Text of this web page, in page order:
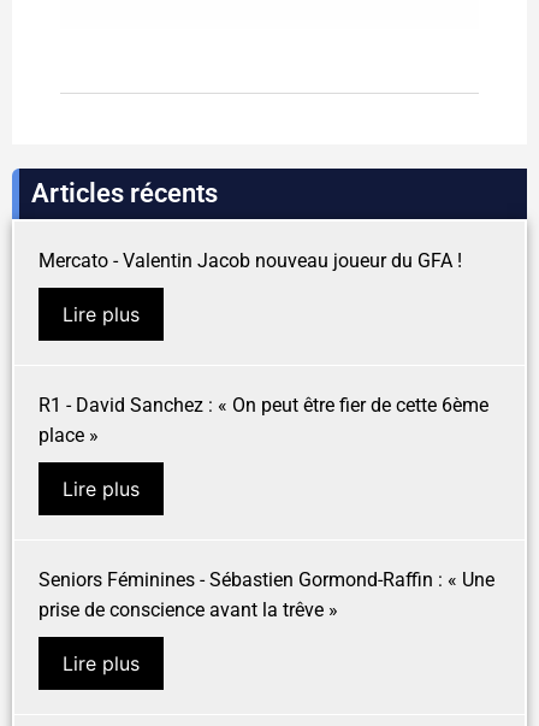
Articles récents
Mercato - Valentin Jacob nouveau joueur du GFA !
Lire plus
R1 - David Sanchez : « On peut être fier de cette 6ème
place »
Lire plus
Seniors Féminines - Sébastien Gormond-Raffin : « Une
prise de conscience avant la trêve »
Lire plus